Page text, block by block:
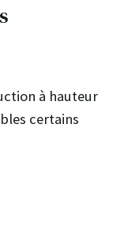
à hauteur
certains